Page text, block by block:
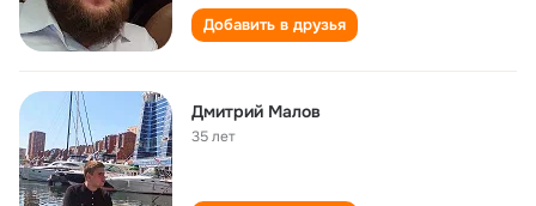
Добавить в друзья
Дмитрий Малов
35 лет